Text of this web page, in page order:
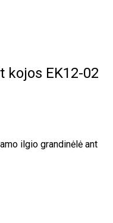
EK12-02
ilgio grandinėlė ant